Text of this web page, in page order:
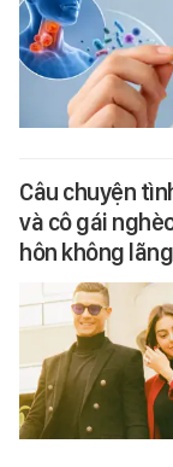
Câu chuyện
và cô gái
hôn không